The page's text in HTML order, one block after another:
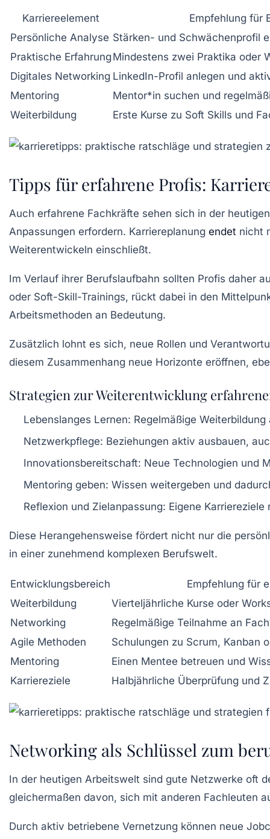
Karriereelement
Empfehlung für
Persönliche Analyse Stärken- und Schwächenprofil
Praktische Erfahrung Mindestens zwei Praktika oder
Digitales Networking LinkedIn-Profil anlegen und
Mentoring
Mentor*in suchen und
Weiterbildung
Erste Kurse zu Soft Skills und
Tipps für erfahrene Profis:
Auch erfahrene Fachkräfte sehen sich in der
Anpassungen erfordern. Karriereplanung endet nicht
Weiterentwickeln einschließt.
Im Verlauf ihrer Berufslaufbahn sollten Profis daher
oder Soft-Skill-Trainings, rückt dabei in den
Arbeitsmethoden an Bedeutung.
Zusätzlich lohnt es sich, neue Rollen und
diesem Zusammenhang neue Horizonte eröffnen,
Strategien zur Weiterentwicklung
Lebenslanges Lernen: Regelmäßige
Netzwerkpflege: Beziehungen aktiv ausbauen,
Innovationsbereitschaft: Neue Technologien und
Mentoring geben: Wissen weitergeben und
Reflexion und Zielanpassung: Eigene
Diese Herangehensweise fördert nicht nur die
in einer zunehmend komplexen Berufswelt.
Entwicklungsbereich
Empfehlung für
Weiterbildung
Vierteljährliche Kurse oder
Networking
Regelmäßige Teilnahme an
Agile Methoden
Schulungen zu Scrum, Kanban
Mentoring
Einen Mentee betreuen und
Karriereziele
Halbjährliche Überprüfung und
Networking als Schlüssel zum
In der heutigen Arbeitswelt sind gute Netzwerke oft
gleichermaßen davon, sich mit anderen Fachleuten
Durch aktiv betriebene Vernetzung können neue